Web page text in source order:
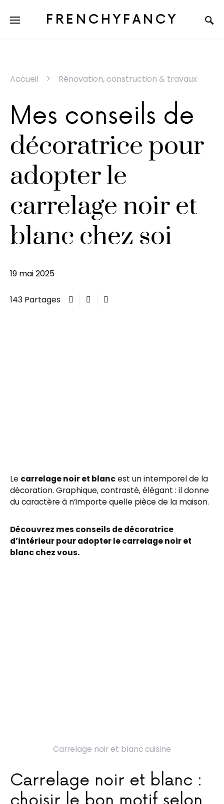
FRENCHYFANCY
Accueil Rénovation, construction & travaux
Mes conseils de
décoratrice pour
adopter le
carrelage noir et
blanc chez soi
19 mai 2025
143 Partages
Le carrelage noir et blancest un intemporel de la
décoration. Graphique, contrasté, élégant : il donne
du caractère à n’importe quelle pièce de la maison.
Découvrez mes conseils de décoratrice
d’intérieur pour adopter le carrelage noir et
blanc chez vous.
Carrelage noir et blanc cuisine
Carrelage noir et blanc :